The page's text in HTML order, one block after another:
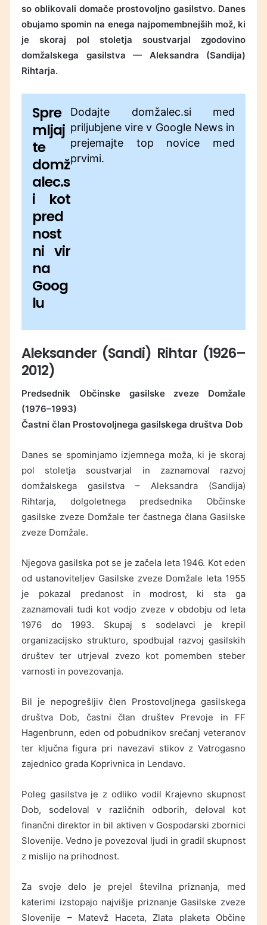
so oblikovali domače prostovoljno gasilstvo. Danes
obujamo spomin na enega najpomembnejših mož, ki
je skoraj pol stoletja soustvarjal zgodovino
domžalskega gasilstva — Aleksandra (Sandija)
Rihtarja.
Spre
mljaj
te
domž
alec.s
i kot
pred
nost
ni vir
na
Goog
lu
Dodajte domžalec.si med
priljubjene vire v Google News in
prejemajte top novice med
prvimi.
Aleksander (Sandi) Rihtar (1926–
2012)
Predsednik Občinske gasilske zveze Domžale
(1976–1993)
Častni član Prostovoljnega gasilskega društva Dob
Danes se spominjamo izjemnega moža, ki je skoraj
pol stoletja soustvarjal in zaznamoval razvoj
domžalskega gasilstva – Aleksandra (Sandija)
Rihtarja, dolgoletnega predsednika Občinske
gasilske zveze Domžale ter častnega člana Gasilske
zveze Domžale.
Njegova gasilska pot se je začela leta 1946. Kot eden
od ustanoviteljev Gasilske zveze Domžale leta 1955
je pokazal predanost in modrost, ki sta ga
zaznamovali tudi kot vodjo zveze v obdobju od leta
1976 do 1993. Skupaj s sodelavci je krepil
organizacijsko strukturo, spodbujal razvoj gasilskih
društev ter utrjeval zvezo kot pomemben steber
varnosti in povezovanja.
Bil je nepogrešljiv člen Prostovoljnega gasilskega
društva Dob, častni član društev Prevoje in FF
Hagenbrunn, eden od pobudnikov srečanj veteranov
ter ključna figura pri navezavi stikov z Vatrogasno
zajednico grada Koprivnica in Lendavo.
Poleg gasilstva je z odliko vodil Krajevno skupnost
Dob, sodeloval v različnih odborih, deloval kot
finančni direktor in bil aktiven v Gospodarski zbornici
Slovenije. Vedno je povezoval ljudi in gradil skupnost
z mislijo na prihodnost.
Za svoje delo je prejel številna priznanja, med
katerimi izstopajo najvišje priznanje Gasilske zveze
Slovenije – Matevž Haceta, Zlata plaketa Občine